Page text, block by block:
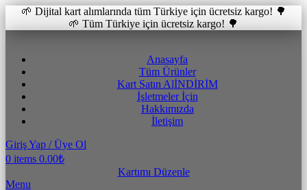
🌱 Dijital kart alımlarında tüm Türkiye için ücretsiz kargo! 🌳
🌱 Tüm Türkiye için ücretsiz kargo! 🌳
Anasayfa
Tüm Ürünler
Kart Satın AlİNDİRİM
İşletmeler İçin
Hakkımızda
İletişim
Giriş Yap / Üye Ol
0 items 0.00₺
Kartımı Düzenle
Menu